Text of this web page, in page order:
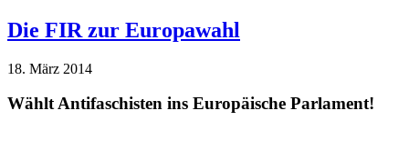
Die FIR zur Europawahl
18. März 2014
Wählt Antifaschisten ins Europäische Parlament!